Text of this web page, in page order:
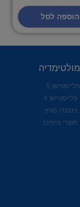
הוספה לסל
מולטימדיה
פלייסטיישן 5
פלייסטיישן 4
נינטנדו סוויץ
מוצרי גיימינג